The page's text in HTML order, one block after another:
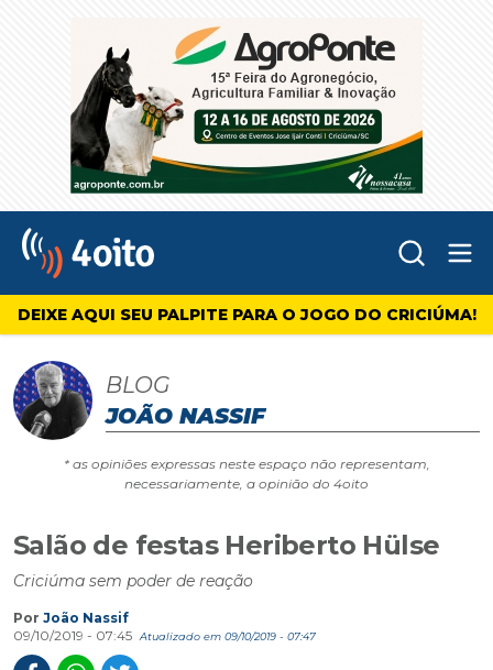
4oito
DEIXE AQUI SEU PALPITE PARA O JOGO DO CRICIÚMA!
BLOG
JOÃO NASSIF
* as opiniões expressas neste espaço não representam,
necessariamente, a opinião do 4oito
Salão de festas Heriberto Hülse
Criciúma sem poder de reação
Por João Nassif
09/10/2019 - 07:45
Atualizado em 09/10/2019 - 07:47